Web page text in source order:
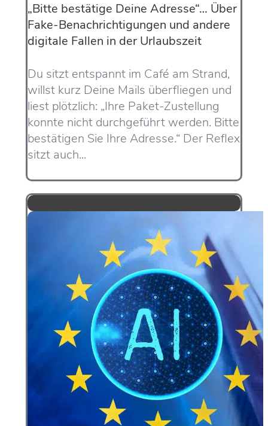
„Bitte bestätige Deine Adresse“… Über
Fake-Benachrichtigungen und andere
digitale Fallen in der Urlaubszeit
Du sitzt entspannt im Café am Strand,
willst kurz Deine Mails überfliegen und
liest plötzlich: „Ihre Paket-Zustellung
konnte nicht durchgeführt werden. Bitte
bestätigen Sie Ihre Adresse.“ Der Reflex
sitzt auch...